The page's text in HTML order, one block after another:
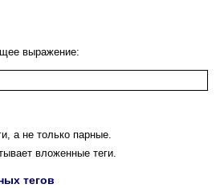
выражение:
а не только парные.
вложенные теги.
тегов